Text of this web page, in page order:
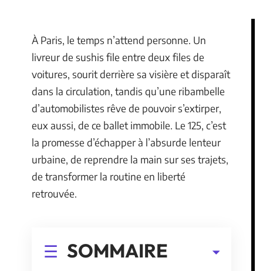
À Paris, le temps n’attend personne. Un
livreur de sushis file entre deux files de
voitures, sourit derrière sa visière et disparaît
dans la circulation, tandis qu’une ribambelle
d’automobilistes rêve de pouvoir s’extirper,
eux aussi, de ce ballet immobile. Le 125, c’est
la promesse d’échapper à l’absurde lenteur
urbaine, de reprendre la main sur ses trajets,
de transformer la routine en liberté
retrouvée.
SOMMAIRE